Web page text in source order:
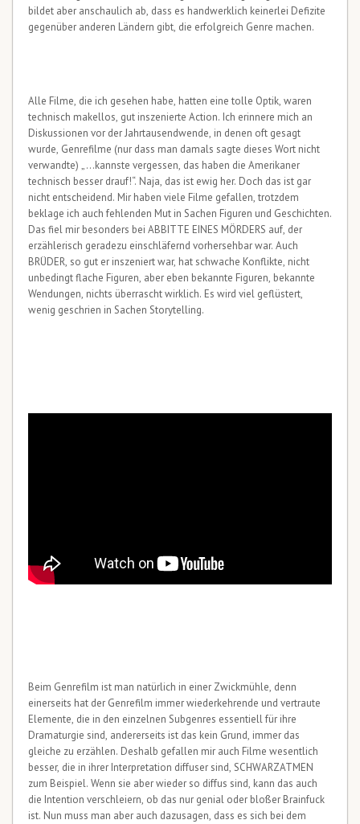
bildet aber anschaulich ab, dass es handwerklich keinerlei Defizite
gegenüber anderen Ländern gibt, die erfolgreich Genre machen.
Alle Filme, die ich gesehen habe, hatten eine tolle Optik, waren
technisch makellos, gut inszenierte Action. Ich erinnere mich an
Diskussionen vor der Jahrtausendwende, in denen oft gesagt
wurde, Genrefilme (nur dass man damals sagte dieses Wort nicht
verwandte) „…kannste vergessen, das haben die Amerikaner
technisch besser drauf!“. Naja, das ist ewig her. Doch das ist gar
nicht entscheidend. Mir haben viele Filme gefallen, trotzdem
beklage ich auch fehlenden Mut in Sachen Figuren und Geschichten.
Das fiel mir besonders bei ABBITTE EINES MÖRDERS auf, der
erzählerisch geradezu einschläfernd vorhersehbar war. Auch
BRÜDER, so gut er inszeniert war, hat schwache Konflikte, nicht
unbedingt flache Figuren, aber eben bekannte Figuren, bekannte
Wendungen, nichts überrascht wirklich. Es wird viel geflüstert,
wenig geschrien in Sachen Storytelling.
Beim Genrefilm ist man natürlich in einer Zwickmühle, denn
einerseits hat der Genrefilm immer wiederkehrende und vertraute
Elemente, die in den einzelnen Subgenres essentiell für ihre
Dramaturgie sind, andererseits ist das kein Grund, immer das
gleiche zu erzählen. Deshalb gefallen mir auch Filme wesentlich
besser, die in ihrer Interpretation diffuser sind, SCHWARZATMEN
zum Beispiel. Wenn sie aber wieder so diffus sind, kann das auch
die Intention verschleiern, ob das nur genial oder bloßer Brainfuck
ist. Nun muss man aber auch dazusagen, dass es sich bei dem